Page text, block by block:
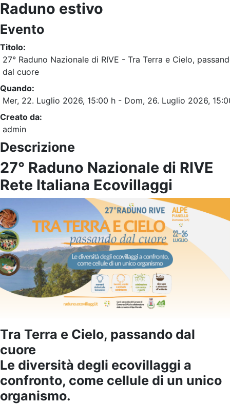
Raduno estivo
Evento
Titolo:
27° Raduno Nazionale di RIVE - Tra Terra e Cielo,
dal cuore
Quando:
Mer, 22. Luglio 2026, 15:00 h - Dom, 26. Luglio 2026,
Creato da:
admin
Descrizione
27° Raduno Nazionale di RIVE
Rete Italiana Ecovillaggi
Tra Terra e Cielo, passando dal
cuore
Le diversità degli ecovillaggi a
confronto, come cellule di un unico
organismo.